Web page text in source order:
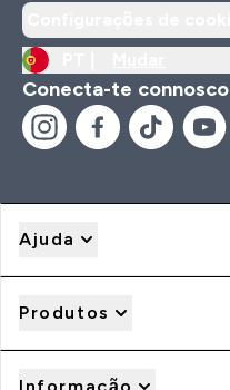
Conecta-te connosco
Ajuda
Produtos